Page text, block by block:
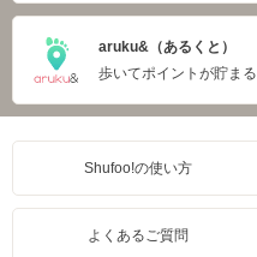
aruku&（あるくと）
歩いてポイントが貯まる
Shufoo!の使い方
よくあるご質問